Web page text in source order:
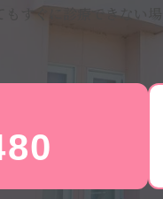
もすぐに診療できない